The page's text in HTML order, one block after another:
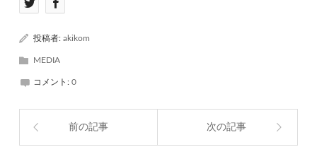
投稿者:akikom
MEDIA
コメント:0
前の記事 次の記事